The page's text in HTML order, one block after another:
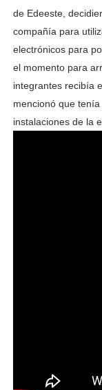
de Edeeste,
compañía para
electrónicos para
el momento para
integrantes recibía
mencionó que
instalaciones de la